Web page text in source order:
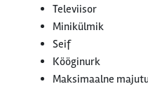
Televiisor
Minikülmik
Seif
Kööginurk
Maksimaalne